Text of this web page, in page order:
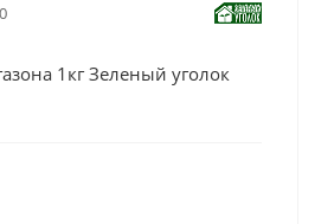
1кг Зеленый уголок